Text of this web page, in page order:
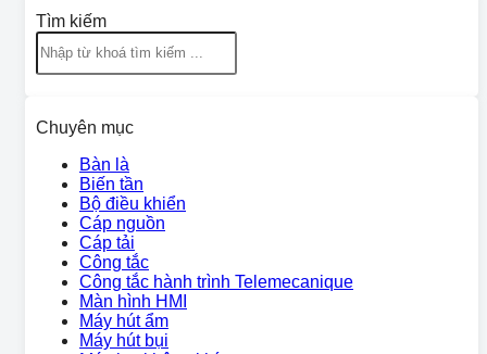
Tìm kiếm
Chuyên mục
Bàn là
Biến tần
Bộ điều khiển
Cáp nguồn
Cáp tải
Công tắc
Công tắc hành trình Telemecanique
Màn hình HMI
Máy hút ẩm
Máy hút bụi